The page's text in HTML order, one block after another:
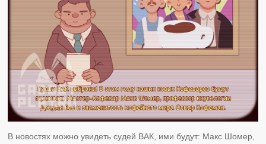
В новостях можно увидеть судей ВАК, ими будут: Макс Шомер,